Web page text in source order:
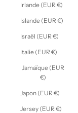
Irlande (EUR €)
Islande (EUR €)
Israël (EUR €)
Italie (EUR €)
Jamaïque (EUR
€)
Japon (EUR €)
Jersey (EUR €)